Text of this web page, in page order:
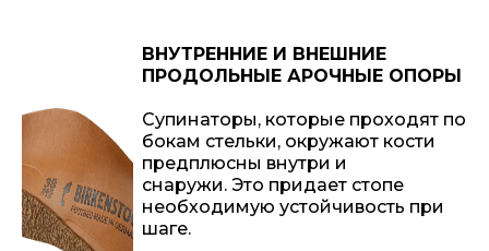
ВНУТРЕННИЕ И ВНЕШНИЕ
ПРОДОЛЬНЫЕ АРОЧНЫЕ ОПОРЫ
Супинаторы, которые проходят по
бокам стельки, окружают кости
предплюсны внутри и
снаружи. Это придает стопе
необходимую устойчивость при
шаге.